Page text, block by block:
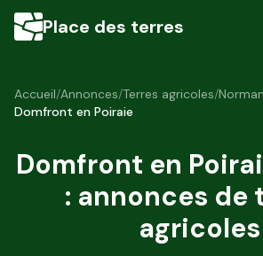
Place des terres
Accueil/Annonces/Terres agricoles/
Domfront en Poiraie
Domfront en
: annonces de
agricoles